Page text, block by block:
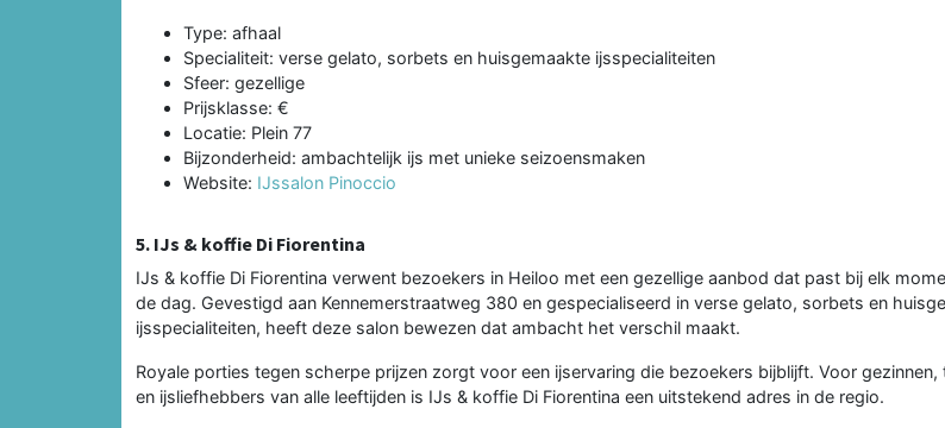
Type: afhaal
Specialiteit: verse gelato, sorbets en huisgemaakte ijsspecialiteiten
Sfeer: gezellige
Prijsklasse: €
Locatie: Plein 77
Bijzonderheid: ambachtelijk ijs met unieke seizoensmaken
Website: IJssalon Pinoccio
5. IJs & koffie Di Fiorentina
IJs & koffie Di Fiorentina verwent bezoekers in Heiloo met een gezellige aanbod dat past bij elk
de dag. Gevestigd aan Kennemerstraatweg 380 en gespecialiseerd in verse gelato, sorbets en
ijsspecialiteiten, heeft deze salon bewezen dat ambacht het verschil maakt.
Royale porties tegen scherpe prijzen zorgt voor een ijservaring die bezoekers bijblijft. Voor gezinnen,
en ijsliefhebbers van alle leeftijden is IJs & koffie Di Fiorentina een uitstekend adres in de regio.